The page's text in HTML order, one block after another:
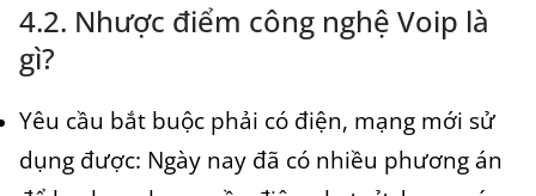
4.2. Nhược điểm công nghệ Voip là
gì?
Yêu cầu bắt buộc phải có điện, mạng mới sử
dụng được: Ngày nay đã có nhiều phương án